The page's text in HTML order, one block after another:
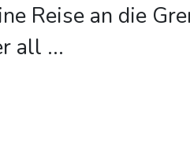
Reise an die
all ...